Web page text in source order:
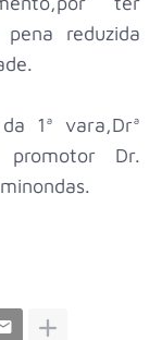
reduzida
1ª vara,Drª
promotor Dr.